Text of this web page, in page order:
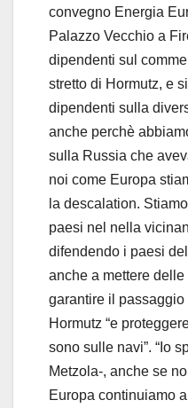
convegno Energia
Palazzo Vecchio a
dipendenti sul
stretto di Hormutz, e
dipendenti sulla
anche perchè
sulla Russia che
noi come Europa
la descalation.
paesi nel nella
difendendo i paesi
anche a mettere
garantire il passaggio
Hormutz “e
sono sulle navi”. “Io
Metzola-, anche se
Europa continuiamo